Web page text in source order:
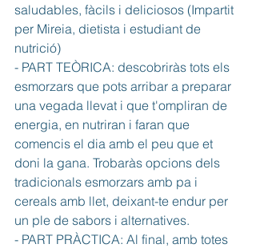
saludables, fàcils i deliciosos (Impartit
per Mireia, dietista i estudiant de
nutrició)
- PART TEÒRICA: descobriràs tots els
esmorzars que pots arribar a preparar
una vegada llevat i que t'ompliran de
energia, en nutriran i faran que
comencis el dia amb el peu que et
doni la gana. Trobaràs opcions dels
tradicionals esmorzars amb pa i
cereals amb llet, deixant-te endur per
un ple de sabors i alternatives.
- PART PRÀCTICA: Al final, amb totes